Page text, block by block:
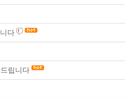
다
립니다